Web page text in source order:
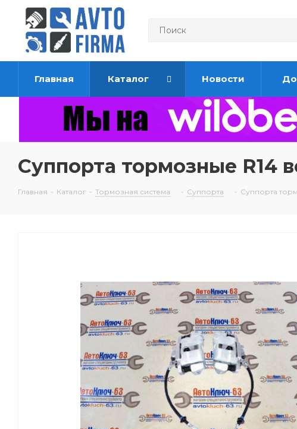
Главная Каталог Новости
Суппорта тормозные R14
Главная - Каталог - Тормозная система - Суппорта - Суппорта